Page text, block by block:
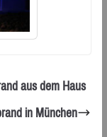
aus dem Haus
in München